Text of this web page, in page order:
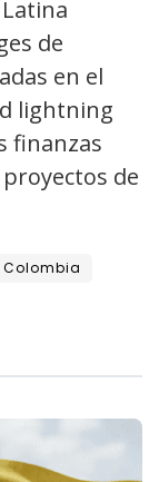
de
en el
lightning
finanzas
de
Colombia